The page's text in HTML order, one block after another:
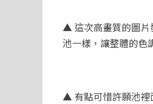
▲ 這次高畫質的圖片
池一樣，讓整體的色
▲ 有點可惜許願池裡